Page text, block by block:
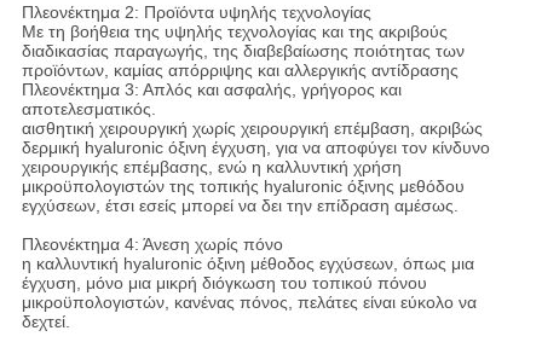
Πλεονέκτημα 2: Προϊόντα υψηλής τεχνολογίας
Με τη βοήθεια της υψηλής τεχνολογίας και της ακριβούς
διαδικασίας παραγωγής, της διαβεβαίωσης ποιότητας των
προϊόντων, καμίας απόρριψης και αλλεργικής αντίδρασης
Πλεονέκτημα 3: Απλός και ασφαλής, γρήγορος και
αποτελεσματικός.
αισθητική χειρουργική χωρίς χειρουργική επέμβαση, ακριβώς
δερμική hyaluronic όξινη έγχυση, για να αποφύγει τον κίνδυνο
χειρουργικής επέμβασης, ενώ η καλλυντική χρήση
μικροϋπολογιστών της τοπικής hyaluronic όξινης μεθόδου
εγχύσεων, έτσι εσείς μπορεί να δει την επίδραση αμέσως.
Πλεονέκτημα 4: Άνεση χωρίς πόνο
η καλλυντική hyaluronic όξινη μέθοδος εγχύσεων, όπως μια
έγχυση, μόνο μια μικρή διόγκωση του τοπικού πόνου
μικροϋπολογιστών, κανένας πόνος, πελάτες είναι εύκολο να
δεχτεί.